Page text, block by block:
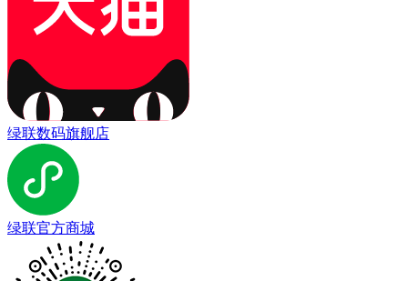
绿联数码旗舰店
绿联官方商城